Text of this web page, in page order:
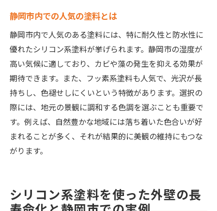
静岡市内での人気の塗料とは
静岡市内で人気のある塗料には、特に耐久性と防水性に
優れたシリコン系塗料が挙げられます。静岡市の湿度が
高い気候に適しており、カビや藻の発生を抑える効果が
期待できます。また、フッ素系塗料も人気で、光沢が長
持ちし、色褪せしにくいという特徴があります。選択の
際には、地元の景観に調和する色調を選ぶことも重要で
す。例えば、自然豊かな地域には落ち着いた色合いが好
まれることが多く、それが結果的に美観の維持にもつな
がります。
シリコン系塗料を使った外壁の長